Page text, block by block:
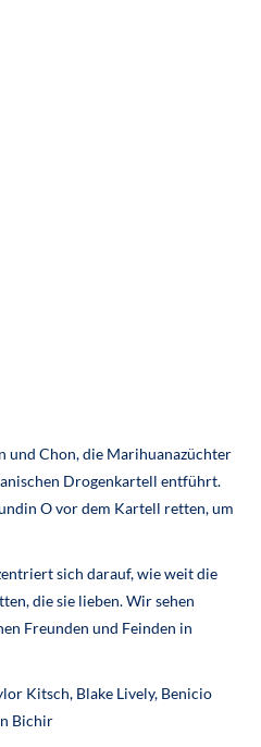
und Chon, die Marihuanazüchter
Drogenkartell entführt.
O vor dem Kartell retten, um
sich darauf, wie weit die
die sie lieben. Wir sehen
Freunden und Feinden in
Kitsch, Blake Lively, Benicio
Bichir